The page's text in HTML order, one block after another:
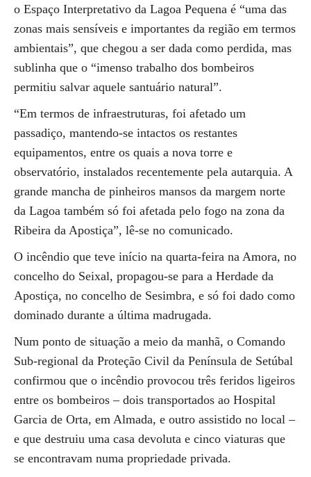
o Espaço Interpretativo da Lagoa Pequena é “uma das
zonas mais sensíveis e importantes da região em termos
ambientais”, que chegou a ser dada como perdida, mas
sublinha que o “imenso trabalho dos bombeiros
permitiu salvar aquele santuário natural”.
“Em termos de infraestruturas, foi afetado um
passadiço, mantendo-se intactos os restantes
equipamentos, entre os quais a nova torre e
observatório, instalados recentemente pela autarquia. A
grande mancha de pinheiros mansos da margem norte
da Lagoa também só foi afetada pelo fogo na zona da
Ribeira da Apostiça”, lê-se no comunicado.
O incêndio que teve início na quarta-feira na Amora, no
concelho do Seixal, propagou-se para a Herdade da
Apostiça, no concelho de Sesimbra, e só foi dado como
dominado durante a última madrugada.
Num ponto de situação a meio da manhã, o Comando
Sub-regional da Proteção Civil da Península de Setúbal
confirmou que o incêndio provocou três feridos ligeiros
entre os bombeiros – dois transportados ao Hospital
Garcia de Orta, em Almada, e outro assistido no local –
e que destruiu uma casa devoluta e cinco viaturas que
se encontravam numa propriedade privada.